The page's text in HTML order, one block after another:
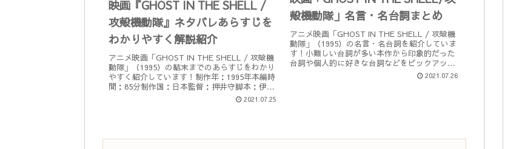
殻機動隊」名言・名台詞まとめ
アニメ映画「GHOST IN THE SHELL / 攻殻機
動隊」（1995）の名言・名台詞を紹介していま
す！小難しい台詞が多い本作から印象的だった
台詞や個人的に好きな台詞などをピックアップ
しました。制作年：1995年本編時間：85分制作
2021.07.26
映画『GHOST IN THE SHELL /
攻殻機動隊』ネタバレあらすじを
わかりやすく解説紹介
アニメ映画「GHOST IN THE SHELL / 攻殻機
動隊」（1995）の結末までのあらすじをわかり
やすく紹介しています！制作年：1995年本編時
間：85分制作国：日本監督：押井守脚本：伊藤
和典原作漫画：『攻殻機動隊』士郎正宗 著主
2021.07.25